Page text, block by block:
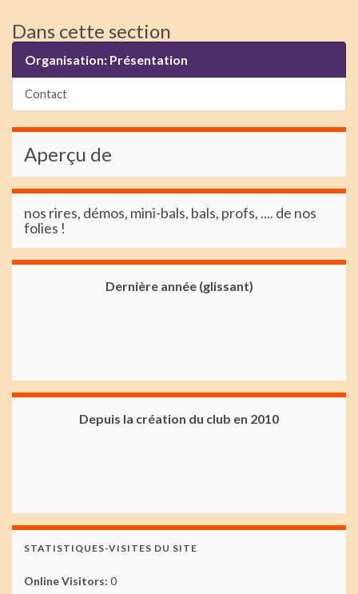
Dans cette section
Organisation: Présentation
Contact
Aperçu de
nos rires, démos, mini-bals, bals, profs, .... de nos
folies !
Dernière année (glissant)
Depuis la création du club en 2010
STATISTIQUES-VISITES DU SITE
Online Visitors: 0